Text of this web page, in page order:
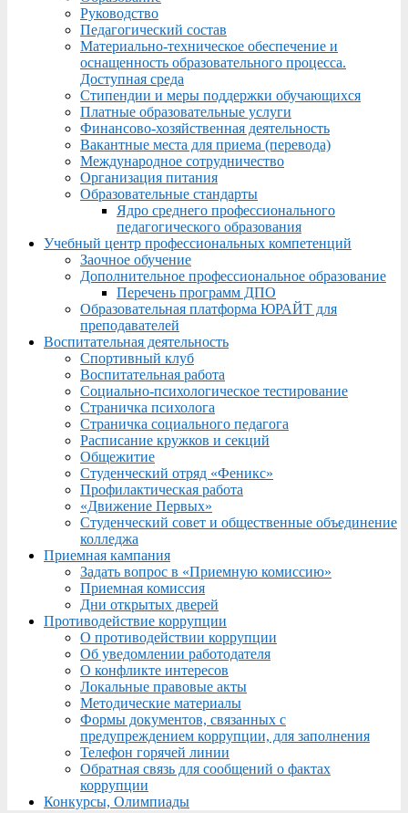
Руководство
Педагогический состав
Материально-техническое обеспечение и
оснащенность образовательного процесса.
Доступная среда
Стипендии и меры поддержки обучающихся
Платные образовательные услуги
Финансово-хозяйственная деятельность
Вакантные места для приема (перевода)
Международное сотрудничество
Организация питания
Образовательные стандарты
Ядро среднего профессионального
педагогического образования
Учебный центр профессиональных компетенций
Заочное обучение
Дополнительное профессиональное образование
Перечень программ ДПО
Образовательная платформа ЮРАЙТ для
преподавателей
Воспитательная деятельность
Спортивный клуб
Воспитательная работа
Социально-психологическое тестирование
Страничка психолога
Страничка социального педагога
Расписание кружков и секций
Общежитие
Студенческий отряд «Феникс»
Профилактическая работа
«Движение Первых»
Студенческий совет и общественные объединение
колледжа
Приемная кампания
Задать вопрос в «Приемную комиссию»
Приемная комиссия
Дни открытых дверей
Противодействие коррупции
О противодействии коррупции
Об уведомлении работодателя
О конфликте интересов
Локальные правовые акты
Методические материалы
Формы документов, связанных с
предупреждением коррупции, для заполнения
Телефон горячей линии
Обратная связь для сообщений о фактах
коррупции
Конкурсы, Олимпиады